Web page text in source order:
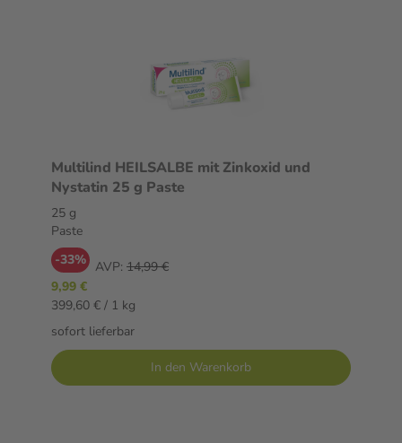
Multilind HEILSALBE mit Zinkoxid und
Nystatin 25 g Paste
25 g
Paste
-33% AVP: 14,99 €
9,99 €
399,60 € / 1 kg
sofort lieferbar
In den Warenkorb